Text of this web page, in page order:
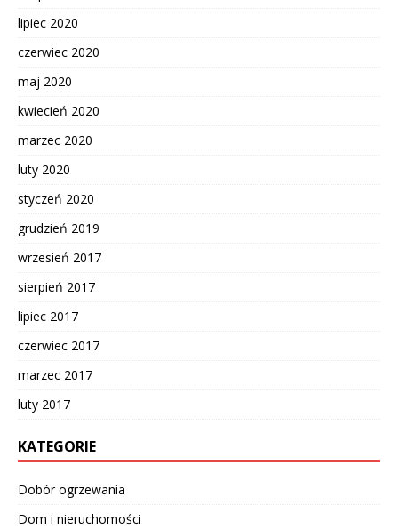
lipiec 2020
czerwiec 2020
maj 2020
kwiecień 2020
marzec 2020
luty 2020
styczeń 2020
grudzień 2019
wrzesień 2017
sierpień 2017
lipiec 2017
czerwiec 2017
marzec 2017
luty 2017
KATEGORIE
Dobór ogrzewania
Dom i nieruchomości